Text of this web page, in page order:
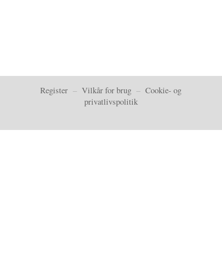
Register –Vilkår for brug –Cookie- og
privatlivspolitik